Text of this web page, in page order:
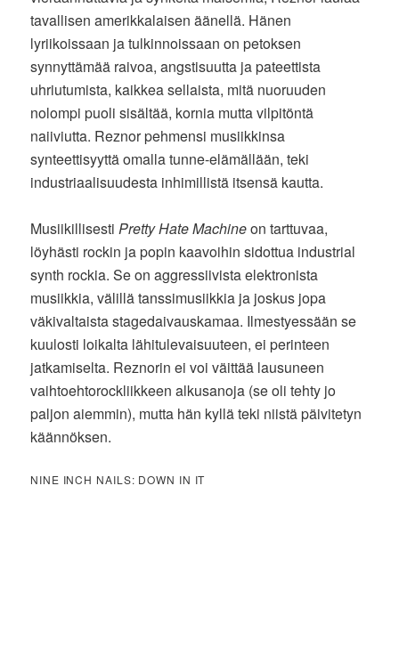
tavallisen amerikkalaisen äänellä. Hänen
lyriikoissaan ja tulkinnoissaan on petoksen
synnyttämää raivoa, angstisuutta ja pateettista
uhriutumista, kaikkea sellaista, mitä nuoruuden
nolompi puoli sisältää, kornia mutta vilpitöntä
naiiviutta. Reznor pehmensi musiikkinsa
synteettisyyttä omalla tunne-elämällään, teki
industriaalisuudesta inhimillistä itsensä kautta.
Musiikillisesti Pretty Hate Machineon tarttuvaa,
löyhästi rockin ja popin kaavoihin sidottua industrial
synth rockia. Se on aggressiivista elektronista
musiikkia, välillä tanssimusiikkia ja joskus jopa
väkivaltaista stagedaivauskamaa. Ilmestyessään se
kuulosti loikalta lähitulevaisuuteen, ei perinteen
jatkamiselta. Reznorin ei voi väittää lausuneen
vaihtoehtorockliikkeen alkusanoja (se oli tehty jo
paljon aiemmin), mutta hän kyllä teki niistä päivitetyn
käännöksen.
NINE INCH NAILS: DOWN IN IT